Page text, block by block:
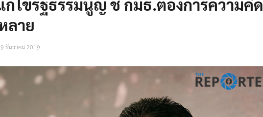
ไขรัฐธรรมนูญ ชี้ กมธ.ต้องการความคิด
ลาย
ธันวาคม 2019